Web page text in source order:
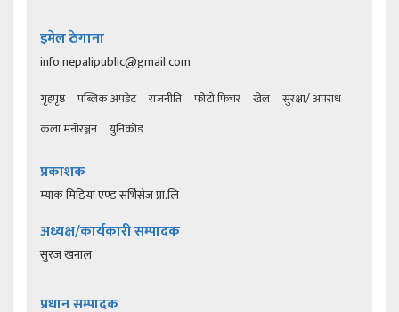
इमेल ठेगाना
info.nepalipublic@gmail.com
गृहपृष्ठ पब्लिक अपडेट राजनीति फोटो फिचर खेल
सुरक्षा/ अपराध
कला मनोरञ्जन
युनिकोड
प्रकाशक
म्याक मिडिया एण्ड सर्भिसेज प्रा.लि
अध्यक्ष/कार्यकारी सम्पादक
सुरज खनाल
प्रधान सम्पादक